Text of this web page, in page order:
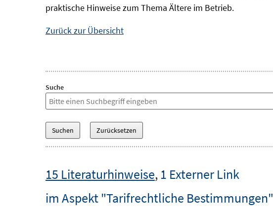
praktische Hinweise zum Thema Ältere im Betrieb.
Zurück zur Übersicht
Suche
15 Literaturhinweise, 1 Externer Link
im Aspekt "Tarifrechtliche Bestimmungen"